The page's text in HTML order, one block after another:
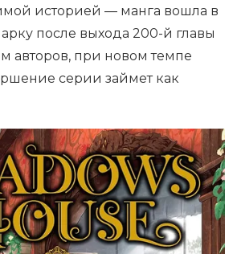
историей — манга вошла в
после выхода 200-й главы
авторов, при новом темпе
серии займет как